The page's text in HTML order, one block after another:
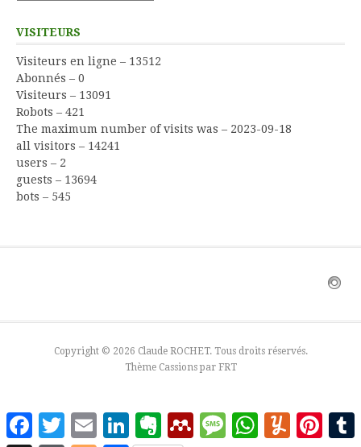
VISITEURS
Visiteurs en ligne – 13512
Abonnés – 0
Visiteurs – 13091
Robots – 421
The maximum number of visits was – 2023-09-18
all visitors – 14241
users – 2
guests – 13694
bots – 545
Copyright © 2026 Claude ROCHET. Tous droits réservés.
Thème Cassions par FRT
FacebookTwitterEmail LinkedInEvernoteMendeleyMessageWhatsAppYummly